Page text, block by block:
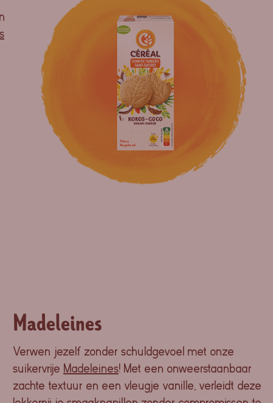
Madeleines
Verwen jezelf zonder schuldgevoel met onze
suikervrije Madeleines! Met een onweerstaanbaar
zachte textuur en een vleugje vanille, verleidt deze